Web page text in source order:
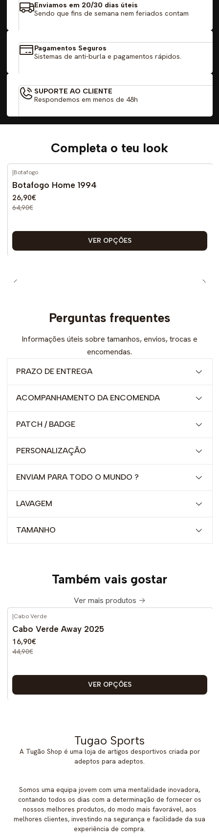
Enviamos em 20/30 dias úteis
Sendo que fins de semana nem feriados contam
Pagamentos Seguros
Sistemas de anti-burla e pagamentos rápidos.
SUPORTE AO CLIENTE
Respondemos em menos de 48h
Completa o teu look
-59%
|Botafogo
Botafogo Home 1994
26,90€
64,90€
VER OPÇÕES
Perguntas frequentes
Informações úteis sobre tamanhos, envios, trocas e
encomendas.
PRAZO DE ENTREGA
ACOMPANHAMENTO DA ENCOMENDA
PATCH / BADGE
PERSONALIZAÇÃO
ENVIAM PARA TODO O MUNDO ?
LAVAGEM
TAMANHO
Também vais gostar
Ver mais produtos
-62% DESCONTO
|Cabo Verde
Cabo Verde Away 2025
16,90€
44,90€
VER OPÇÕES
Tugao Sports
A Tugão Shop é uma loja de artigos desportivos criada por
adeptos para adeptos.
Somos uma equipa jovem com uma mentalidade inovadora,
contando todos os dias com a determinação de fornecer os
nossos melhores produtos, do modo mais favorável, aos
melhores clientes, investindo na segurança e facilidade da sua
experiência de compra.